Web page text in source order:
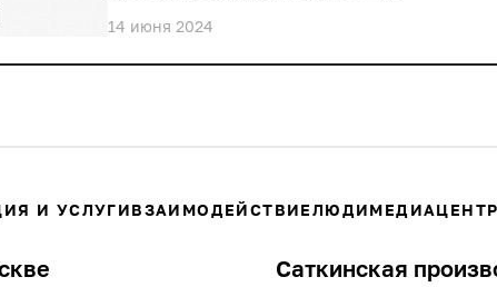
14 июня 2024
И УСЛУГИВЗАИМОДЕЙСТВИЕЛЮДИМЕДИАЦЕНТР
Саткинская